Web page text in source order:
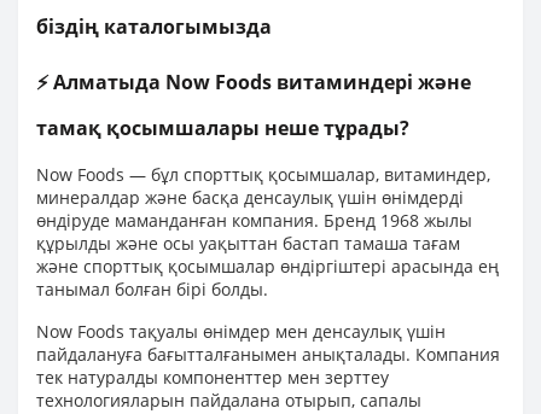
біздің каталогымызда
⚡ Алматыда Now Foods витаминдері және
тамақ қосымшалары неше тұрады?
Now Foods — бұл спорттық қосымшалар, витаминдер,
минералдар және басқа денсаулық үшін өнімдерді
өндіруде маманданған компания. Бренд 1968 жылы
құрылды және осы уақыттан бастап тамаша тағам
және спорттық қосымшалар өндіргіштері арасында ең
танымал болған бірі болды.
Now Foods тақуалы өнімдер мен денсаулық үшін
пайдалануға бағытталғанымен анықталады. Компания
тек натуралды компоненттер мен зерттеу
технологияларын пайдалана отырып, сапалы